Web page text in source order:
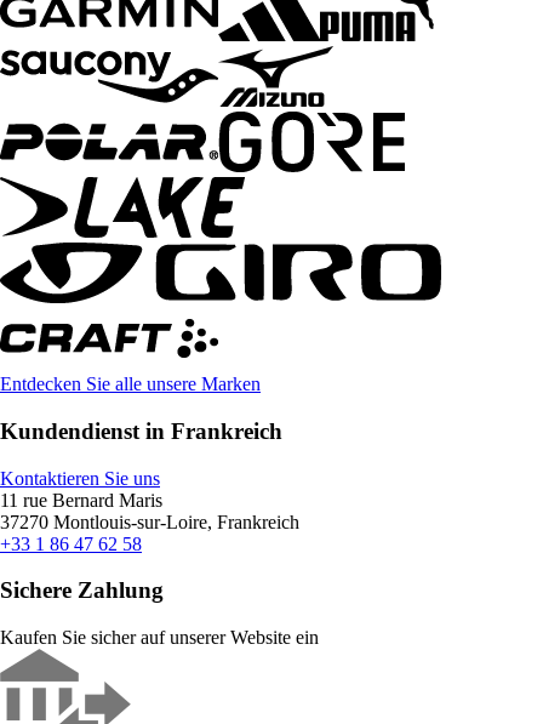
Entdecken Sie alle unsere Marken
Kundendienst in Frankreich
Kontaktieren Sie uns
11 rue Bernard Maris
37270 Montlouis-sur-Loire, Frankreich
+33 1 86 47 62 58
Sichere Zahlung
Kaufen Sie sicher auf unserer Website ein